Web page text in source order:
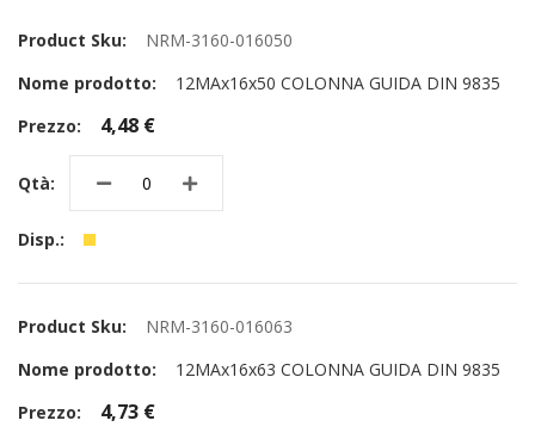
NRM-3160-016050
12MAx16x50 COLONNA GUIDA DIN 9835
4,48 €
NRM-3160-016063
12MAx16x63 COLONNA GUIDA DIN 9835
4,73 €